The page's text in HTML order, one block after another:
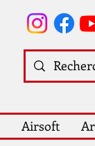
Airsoft